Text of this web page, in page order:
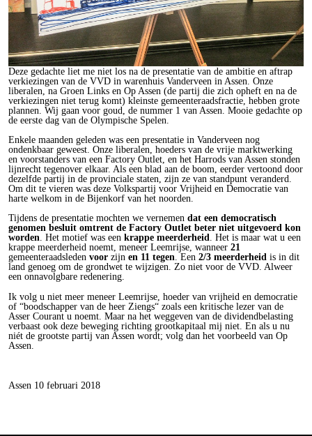
Deze gedachte liet me niet los na de presentatie van de ambitie en aftrap
verkiezingen van de VVD in warenhuis Vanderveen in Assen. Onze
liberalen, na Groen Links en Op Assen (de partij die zich opheft en na de
verkiezingen niet terug komt) kleinste gemeenteraadsfractie, hebben grote
plannen. Wij gaan voor goud, de nummer 1 van Assen. Mooie gedachte op
de eerste dag van de Olympische Spelen.
Enkele maanden geleden was een presentatie in Vanderveen nog
ondenkbaar geweest. Onze liberalen, hoeders van de vrije marktwerking
en voorstanders van een Factory Outlet, en het Harrods van Assen stonden
lijnrecht tegenover elkaar. Als een blad aan de boom, eerder vertoond door
dezelfde partij in de provinciale staten, zijn ze van standpunt veranderd.
Om dit te vieren was deze Volkspartij voor Vrijheid en Democratie van
harte welkom in de Bijenkorf van het noorden.
Tijdens de presentatie mochten we vernemen dat een democratisch
genomen besluit omtrent de Factory Outlet beter niet uitgevoerd kon
worden. Het motief was een krappe meerderheid. Het is maar wat u een
krappe meerderheid noemt, meneer Leemrijse, wanneer 21
gemeenteraadsleden voor zijn en 11 tegen. Een 2/3 meerderheid is in dit
land genoeg om de grondwet te wijzigen. Zo niet voor de VVD. Alweer
een onnavolgbare redenering.
Ik volg u niet meer meneer Leemrijse, hoeder van vrijheid en democratie
of “boodschapper van de heer Ziengs“ zoals een kritische lezer van de
Asser Courant u noemt. Maar na het weggeven van de dividendbelasting
verbaast ook deze beweging richting grootkapitaal mij niet. En als u nu
niét de grootste partij van Assen wordt; volg dan het voorbeeld van Op
Assen.
Assen 10 februari 2018